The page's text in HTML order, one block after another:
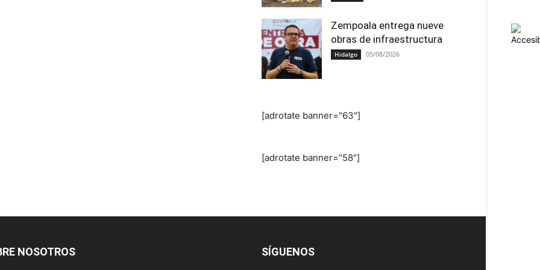
Zempoala entrega nueve
obras de infraestructura
Hidalgo 05/08/2026
[adrotate banner="63"]
[adrotate banner="58"]
NOSOTROS SÍGUENOS